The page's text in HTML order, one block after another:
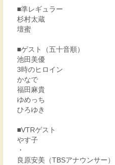
■準レギュラー
杉村太蔵
壇蜜
■ゲスト（五十音順）
池田美優
3時のヒロイン
かなで
福田麻貴
ゆめっち
ひろゆき
■VTRゲスト
やす子
・
良原安美（TBSアナウンサー）